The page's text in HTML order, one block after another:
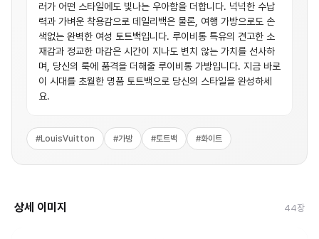
러가 어떤 스타일에도 빛나는 우아함을 더합니다. 넉넉한 수납
력과 가벼운 착용감으로 데일리백은 물론, 여행 가방으로도 손
색없는 완벽한 여성 토트백입니다. 루이비통 특유의 견고한 소
재감과 정교한 마감은 시간이 지나도 변치 않는 가치를 선사하
며, 당신의 룩에 품격을 더해줄 루이비통 가방입니다. 지금 바로
이 시대를 초월한 명품 토트백으로 당신의 스타일을 완성하세
요.
#LouisVuitton #가방 #토트백 #화이트
상세 이미지 44장